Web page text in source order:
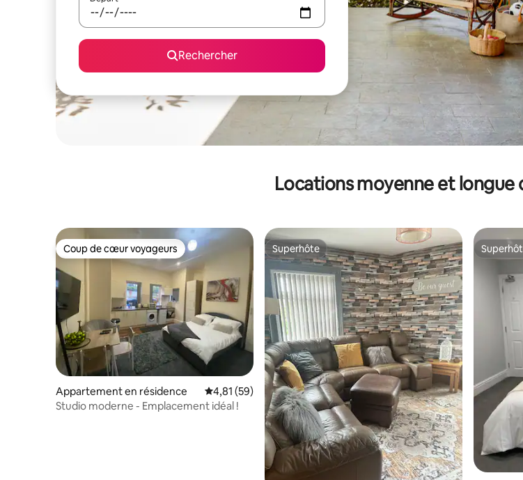
Rechercher
Locations moyenne et longue
Coup de cœur voyageurs
Coup de cœur voyageurs
Appartement en résidence Évaluation moyenne sur la base de 59 commentaires : 4,81 sur 5
4,81 (59)
Studio moderne - Emplacement idéal !
Superhôte
Superhôte